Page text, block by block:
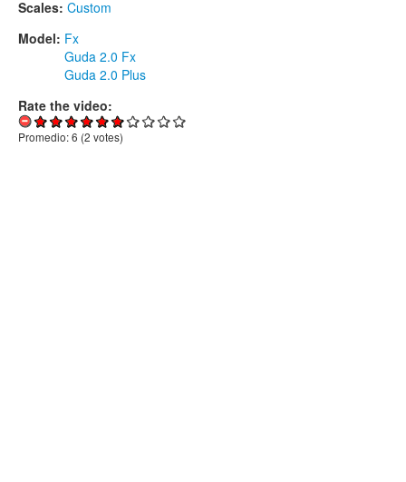
Scales: Custom
Model: Fx
Guda 2.0 Fx
Guda 2.0 Plus
Rate the video:
Promedio:6 (2 votes)